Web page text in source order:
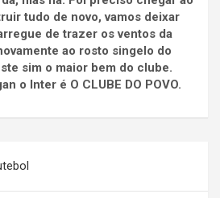
tudo de novo, vamos deixar
de trazer os ventos da
ao rosto singelo do
sim o maior bem do clube.
o Inter é O CLUBE DO POVO.